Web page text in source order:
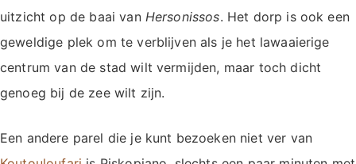
uitzicht op de baai van Hersonissos. Het dorp is ook een
geweldige plek om te verblijven als je het lawaaierige
centrum van de stad wilt vermijden, maar toch dicht
genoeg bij de zee wilt zijn.
Een andere parel die je kunt bezoeken niet ver van